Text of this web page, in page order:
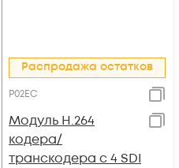
Распродажа остатков
P02EC
Модуль H.264
кодера/
транскодера c 4 SDI